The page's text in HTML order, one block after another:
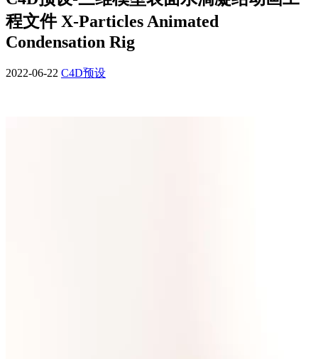
程文件 X-Particles Animated
Condensation Rig
2022-06-22 C4D预设